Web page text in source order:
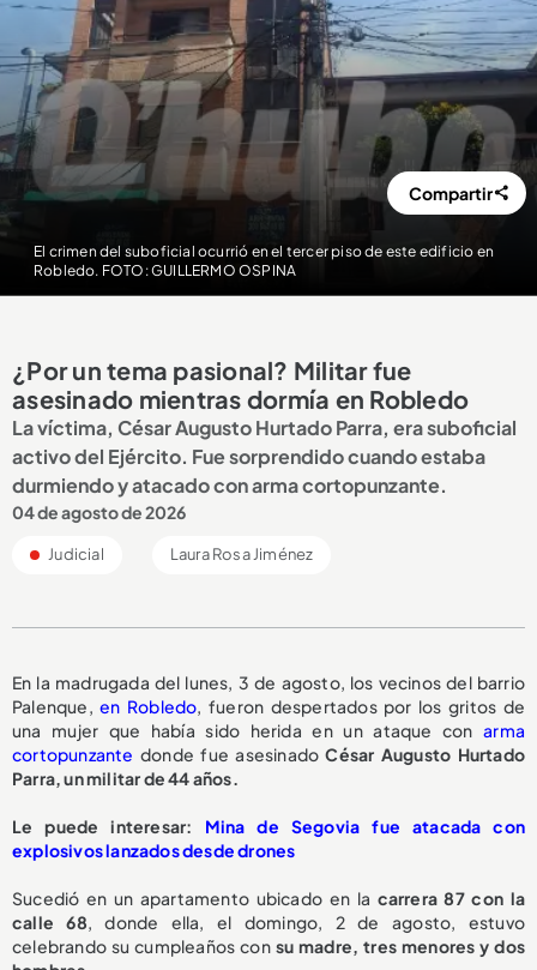
El crimen del suboficial ocurrió en el tercer piso de este edificio en
Robledo. FOTO: GUILLERMO OSPINA
Compartir
¿Por un tema pasional? Militar fue
asesinado mientras dormía en Robledo
La víctima, César Augusto Hurtado Parra, era suboficial
activo del Ejército. Fue sorprendido cuando estaba
durmiendo y atacado con arma cortopunzante.
04 de agosto de 2026
Judicial Laura Rosa Jiménez
En la madrugada del lunes, 3 de agosto, los vecinos del barrio
Palenque,en Robledo, fueron despertados por los gritos de
una mujer que había sido herida en un ataque conarma
cortopunzante donde fue asesinadoCésar Augusto Hurtado
Parra, un militar de 44 años.
Le puede interesar: Mina de Segovia fue atacada con
explosivos lanzados desde drones
Sucedió en un apartamento ubicado en la carrera 87 con la
calle 68, donde ella, el domingo, 2 de agosto, estuvo
celebrando su cumpleaños con su madre, tres menores y dos